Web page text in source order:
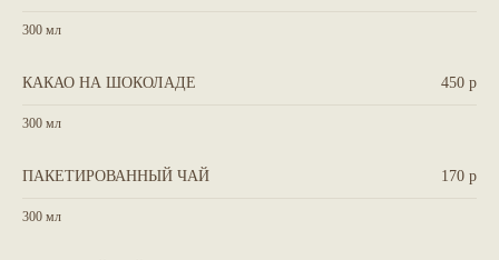
300 мл
КАКАО НА ШОКОЛАДЕ 450 р
300 мл
ПАКЕТИРОВАННЫЙ ЧАЙ 170 р
300 мл